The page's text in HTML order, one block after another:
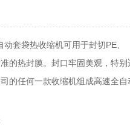
套袋热收缩机可用于封切PE、
的热封膜。封口牢固美观，特别
的任何一款收缩机组成高速全自